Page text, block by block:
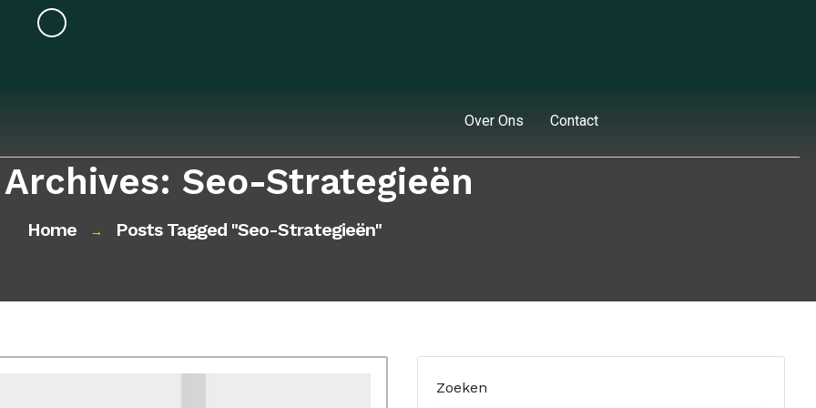
Over Ons Contact
Archives: Seo-Strategieën
Home → Posts Tagged "seo-Strategieën"
Zoeken